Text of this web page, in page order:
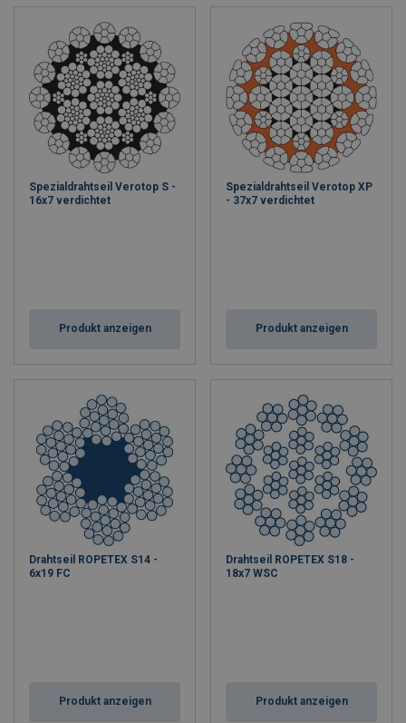
Spezialdrahtseil Verotop S -
16x7 verdichtet
Produkt anzeigen
Spezialdrahtseil Verotop XP
- 37x7 verdichtet
Produkt anzeigen
Drahtseil ROPETEX S14 -
6x19 FC
Produkt anzeigen
Drahtseil ROPETEX S18 -
18x7 WSC
Produkt anzeigen